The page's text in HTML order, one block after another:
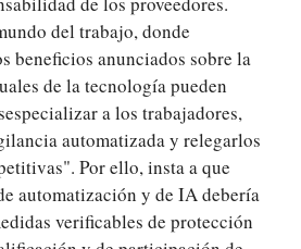
del trabajo, donde
beneficios anunciados sobre la
de la tecnología pueden
a los trabajadores,
automatizada y relegarlos
Por ello, insta a que
automatización y de IA debería
verificables de protección